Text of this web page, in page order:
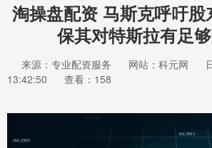
淘操盘配资 马斯克呼吁股
保其对特斯拉有足
来源：专业配资服务 网站：科元网
13:42:50
查看：158